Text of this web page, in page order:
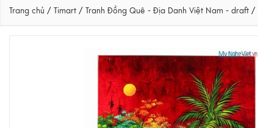
Trang chủ / Timart / Tranh Đồng Quê - Địa Danh Việt Nam - draft /